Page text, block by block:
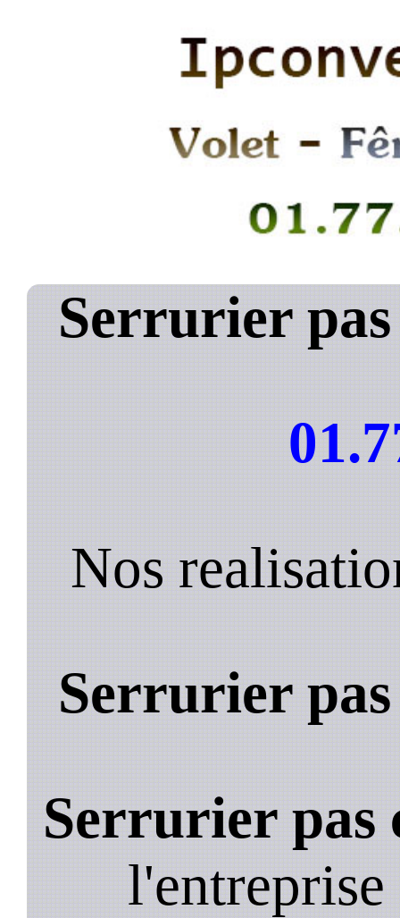
Serrurier
Nos
Serrurier
Serrurier pas